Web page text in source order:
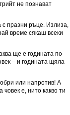
не познават
с празни ръце. Излиза,
време сякаш всеки
ще е годината по
– и годината щяла
или напротив! А
е, нито какво ти